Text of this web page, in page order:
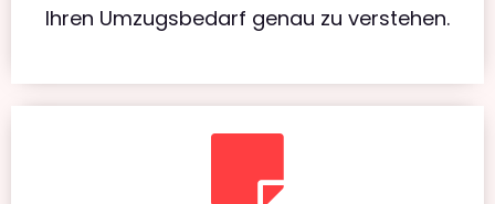
Ihren Umzugsbedarf genau zu verstehen.